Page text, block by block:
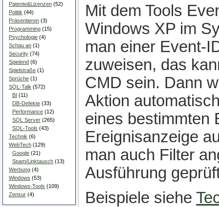
Patente&Lizenzen (52)
Politik (44)
Präsentieren (3)
Programming (15)
Psychologie (4)
Schau an (1)
Security (74)
Spielend (6)
Spielstraße (1)
Sprüche (1)
SQL-Talk (572)
BI (11)
DB-Defekte (33)
Performance (12)
SQL Server (265)
SQL-Tools (43)
Technik (6)
WebTech (129)
Google (21)
Spam/Linktausch (13)
Werbung (4)
Windows (53)
Windows-Tools (109)
Zensur (4)
Mit dem Tools
Windows XP im
man einer Event-
zuweisen, das
CMD sein. Dann
Aktion
eines bestimmten
Ereignisanzeige
man auch Filter
Ausführung
Beispiele siehe